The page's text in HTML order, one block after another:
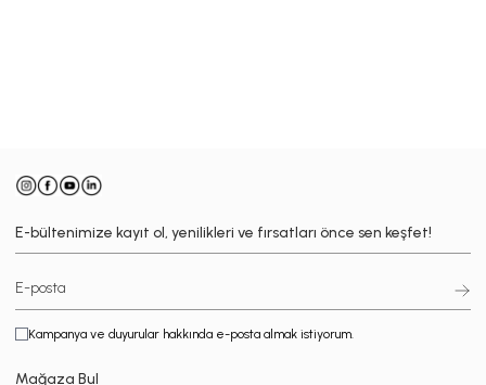
E-bültenimize kayıt ol, yenilikleri ve fırsatları önce sen keşfet!
Kampanya ve duyurular hakkında e-posta almak istiyorum.
Mağaza Bul